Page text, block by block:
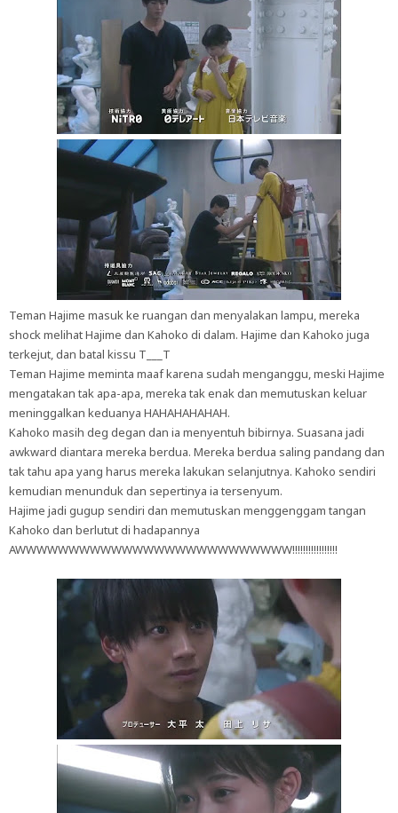
Teman Hajime masuk ke ruangan dan menyalakan lampu, mereka
shock melihat Hajime dan Kahoko di dalam. Hajime dan Kahoko juga
terkejut, dan batal kissu T___T
Teman Hajime meminta maaf karena sudah menganggu, meski Hajime
mengatakan tak apa-apa, mereka tak enak dan memutuskan keluar
meninggalkan keduanya HAHAHAHAHAH.
Kahoko masih deg degan dan ia menyentuh bibirnya. Suasana jadi
awkward diantara mereka berdua. Mereka berdua saling pandang dan
tak tahu apa yang harus mereka lakukan selanjutnya. Kahoko sendiri
kemudian menunduk dan sepertinya ia tersenyum.
Hajime jadi gugup sendiri dan memutuskan menggenggam tangan
Kahoko dan berlutut di hadapannya
AWWWWWWWWWWWWWWWWWWWWWWWWWW!!!!!!!!!!!!!!!!!